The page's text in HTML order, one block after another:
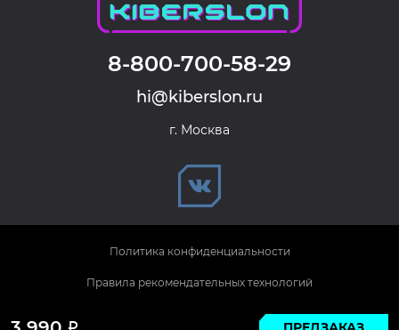
Р
8-800-700-58-29
hi@kiberslon.ru
г. Москва
© 2026 KIBERSLON. Все права защищены.
Политика конфиденциальности
Правила рекомендательных технологий